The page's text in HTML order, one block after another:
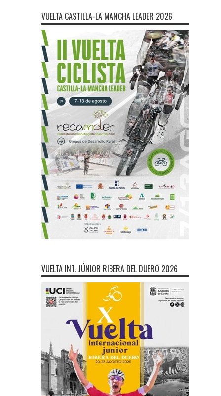
VUELTA CASTILLA-LA MANCHA LEADER 2026
VUELTA INT. JÚNIOR RIBERA DEL DUERO 2026